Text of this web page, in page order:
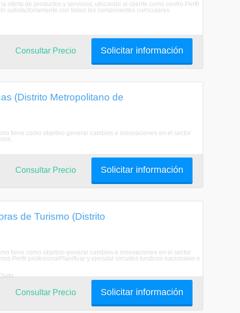
oferta de productos y servicios, ubicando al cliente como centro Perfil
satisfactoriamente con todos los componentes curriculares
Solicitar información
Consultar Precio
(Distrito Metropolitano de
tiene como objetivo generar cambios e innovaciones en el sector
Solicitar información
Consultar Precio
de Turismo (Distrito
tiene como objetivo generar cambios e innovaciones en el sector
profesionalPlanificar y ejecutar circuitos tursticos nacionales e
Solicitar información
Consultar Precio